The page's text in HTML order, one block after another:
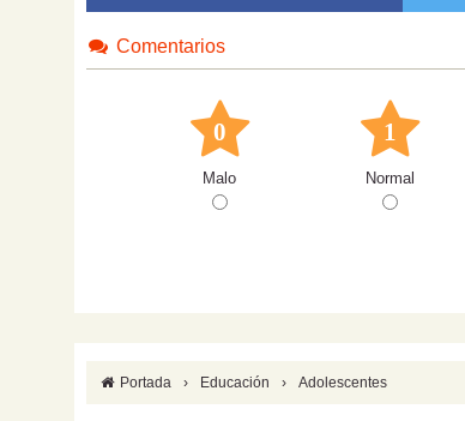
Comentarios
0
Malo
1
Normal
Portada › Educación › Adolescentes